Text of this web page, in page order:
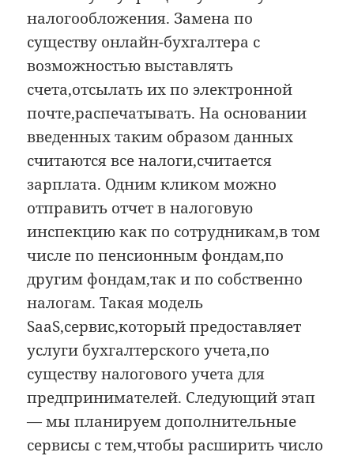
налогообложения. Замена по
существу онлайн-бухгалтера с
возможностью выставлять
счета,отсылать их по электронной
почте,распечатывать. На основании
введенных таким образом данных
считаются все налоги,считается
зарплата. Одним кликом можно
отправить отчет в налоговую
инспекцию как по сотрудникам,в том
числе по пенсионным фондам,по
другим фондам,так и по собственно
налогам. Такая модель
SaaS,сервис,который предоставляет
услуги бухгалтерского учета,по
существу налогового учета для
предпринимателей. Следующий этап
— мы планируем дополнительные
сервисы с тем,чтобы расширить число